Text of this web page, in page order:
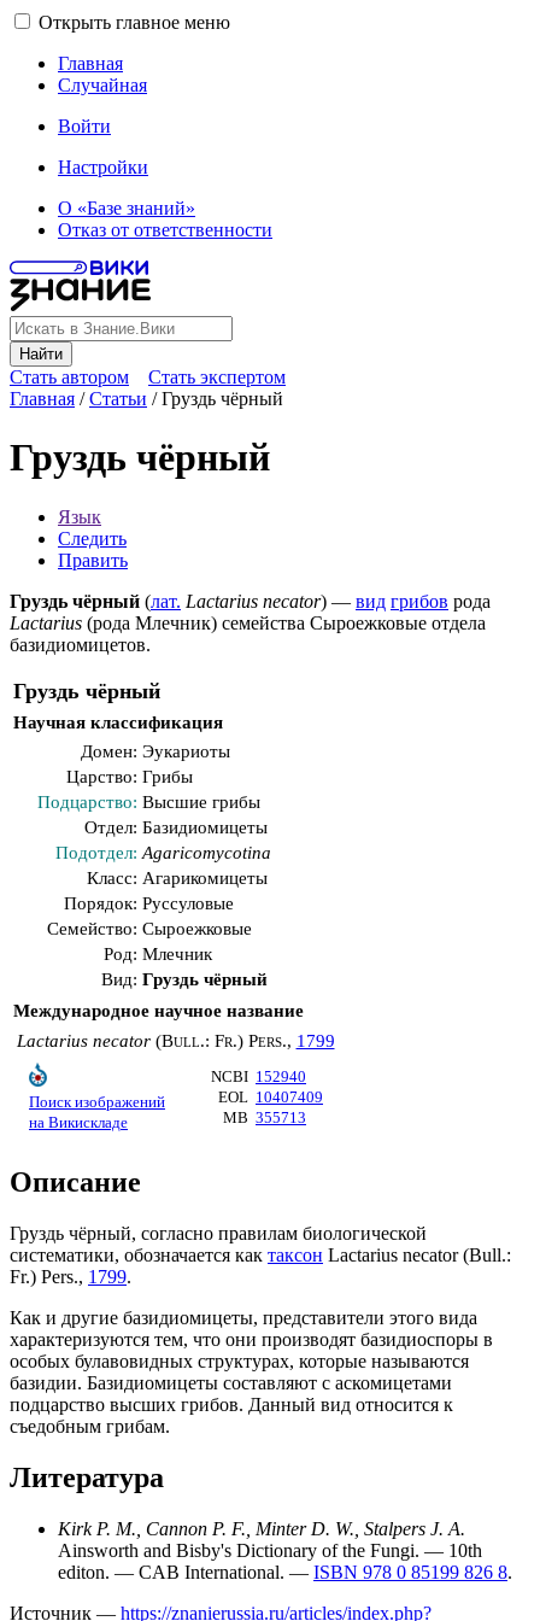
Открыть главное меню
Главная
Случайная
Войти
Настройки
О «Базе знаний»
Отказ от ответственности
Найти
Стать автором
Стать экспертом
Главная /Статьи /Груздь чёрный
Груздь чёрный
Язык
Следить
Править
Груздь чёрный (лат. Lactarius necator) — вид грибов рода
Lactarius (рода Млечник) семейства Сыроежковые отдела
базидиомицетов.
Груздь чёрный
Научная классификация
Домен: Эукариоты
Царство: Грибы
Подцарство: Высшие грибы
Отдел: Базидиомицеты
Подотдел: Agaricomycotina
Класс: Агарикомицеты
Порядок: Руссуловые
Семейство: Сыроежковые
Род: Млечник
Вид: Груздь чёрный
Международное научное название
Lactarius necator (Bull.: Fr.) Pers., 1799
Поиск изображений
на Викискладе
NCBI 152940
EOL 10407409
MB 355713
Описание
Груздь чёрный, согласно правилам биологической
систематики, обозначается как таксон Lactarius necator (Bull.:
Fr.) Pers., 1799.
Как и другие базидиомицеты, представители этого вида
характеризуются тем, что они производят базидиоспоры в
особых булавовидных структурах, которые называются
базидии. Базидиомицеты составляют с аскомицетами
подцарство высших грибов. Данный вид относится к
съедобным грибам.
Литература
Kirk P. M., Cannon P. F., Minter D. W., Stalpers J. A.
Ainsworth and Bisby's Dictionary of the Fungi. — 10th
editon. — CAB International. — ISBN 978 0 85199 826 8.
Источник — https://znanierussia.ru/articles/index.php?